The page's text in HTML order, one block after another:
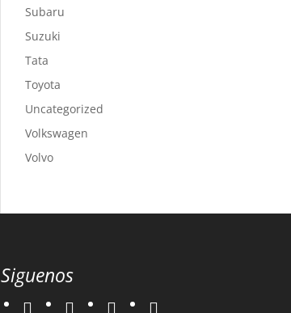
Subaru
Suzuki
Tata
Toyota
Uncategorized
Volkswagen
Volvo
Siguenos
twitter instagramfacebook google